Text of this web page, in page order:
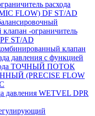
расхода
FLOW) DF ST/AD
-ограничитель
ST/AD
клапан
давления с функцией
ТОЧНЫЙ ПОТОК
(PRECISE FLOW
давления WETVEL DPR